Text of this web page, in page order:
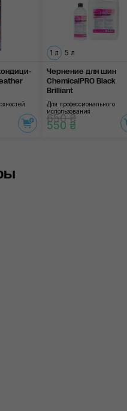
1 л 5 л
Чернение для шин
ChemicalPRO Black
Brilliant
Для профессионального
использования
650 ₴
550 ₴